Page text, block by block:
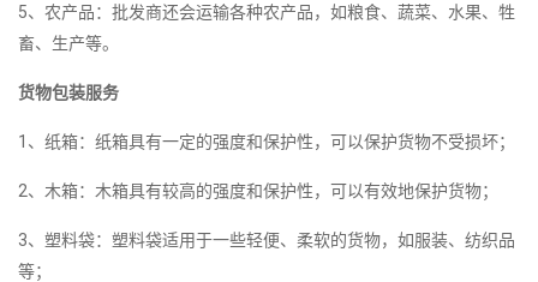
5、农产品：批发商还会运输各种农产品，如粮食、蔬菜、水果、牲
畜、生产等。
货物包装服务
1、纸箱：纸箱具有一定的强度和保护性，可以保护货物不受损坏；
2、木箱：木箱具有较高的强度和保护性，可以有效地保护货物；
3、塑料袋：塑料袋适用于一些轻便、柔软的货物，如服装、纺织品
等；